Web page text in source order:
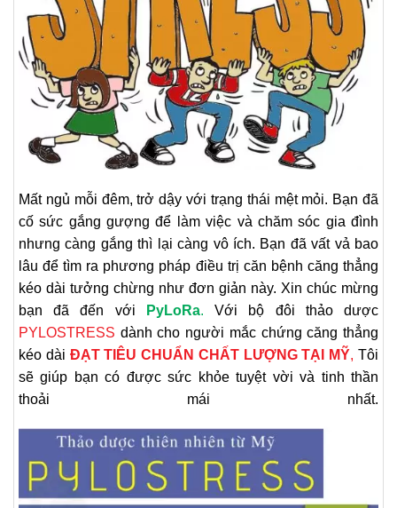
Mất ngủ mỗi đêm, trở dậy với trạng thái mệt mỏi. Bạn đã
cố sức gắng gượng để làm việc và chăm sóc gia đình
nhưng càng gắng thì lại càng vô ích. Bạn đã vất vả bao
lâu để tìm ra phương pháp điều trị căn bệnh căng thẳng
kéo dài tưởng chừng như đơn giản này. Xin chúc mừng
bạn đã đến với
PyLoRa. Với bộ đôi thảo dược
PYLOSTRESS dành cho người mắc chứng căng thẳng
kéo dài ĐẠT TIÊU CHUẨN CHẤT LƯỢNG TẠI MỸ, Tôi
sẽ giúp bạn có được sức khỏe tuyệt vời và tinh thần
thoải mái nhất.